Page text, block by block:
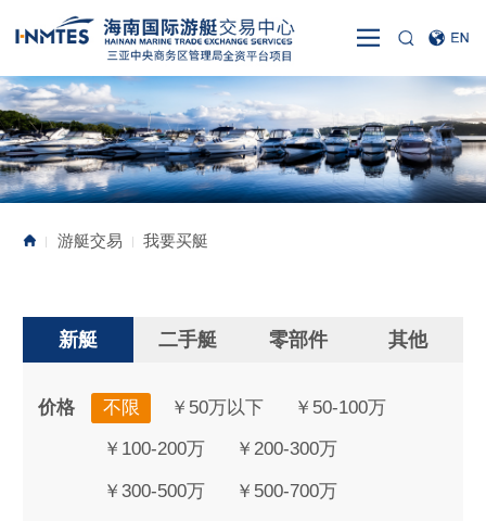
| 游艇交易 | 我要买艇
新艇 二手艇 零部件 其他
价格 不限 ￥50万以下 ￥50-100万
￥100-200万 ￥200-300万
￥300-500万 ￥500-700万